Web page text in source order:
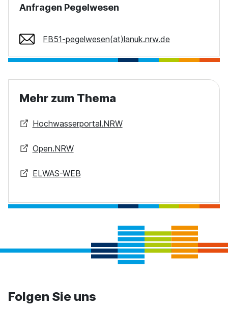
Anfragen Pegelwesen
FB51-pegelwesen(at)lanuk.nrw.de
Mehr zum Thema
Hochwasserportal.NRW
Open.NRW
ELWAS-WEB
Folgen Sie uns